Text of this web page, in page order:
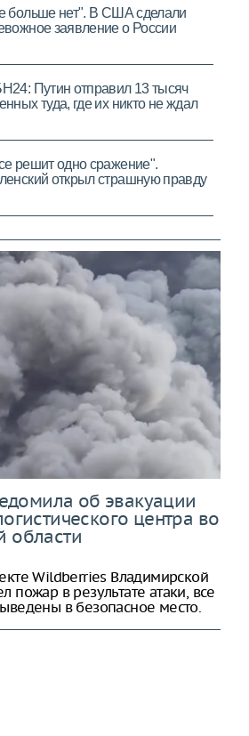
об эвакуации
центра во
области
Wildberries Владимирской
пожар в результате атаки, все
в безопасное место.